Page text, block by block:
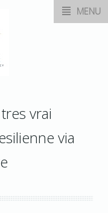
MENU
vrai
via